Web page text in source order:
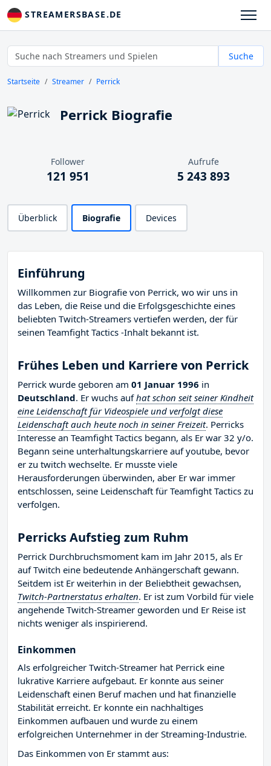
STREAMERSBASE.DE
Suche
Startseite Streamer Perrick
Perrick Biografie
Follower
121 951
Aufrufe
5 243 893
Überblick Biografie Devices
Einführung
Willkommen zur Biografie von Perrick, wo wir uns in
das Leben, die Reise und die Erfolgsgeschichte eines
beliebten Twitch-Streamers vertiefen werden, der für
seinen Teamfight Tactics -Inhalt bekannt ist.
Frühes Leben und Karriere von Perrick
Perrick wurde geboren am 01 Januar 1996 in
Deutschland. Er wuchs aufhat schon seit seiner Kindheit
eine Leidenschaft für Videospiele und verfolgt diese
Leidenschaft auch heute noch in seiner Freizeit. Perricks
Interesse an Teamfight Tactics begann, als Er war 32 y/o.
Begann seine unterhaltungskarriere auf youtube, bevor
er zu twitch wechselte. Er musste viele
Herausforderungen überwinden, aber Er war immer
entschlossen, seine Leidenschaft für Teamfight Tactics zu
verfolgen.
Perricks Aufstieg zum Ruhm
Perrick Durchbruchsmoment kam im Jahr 2015, als Er
auf Twitch eine bedeutende Anhängerschaft gewann.
Seitdem ist Er weiterhin in der Beliebtheit gewachsen,
Twitch-Partnerstatus erhalten. Er ist zum Vorbild für viele
angehende Twitch-Streamer geworden und Er Reise ist
nichts weniger als inspirierend.
Einkommen
Als erfolgreicher Twitch-Streamer hat Perrick eine
lukrative Karriere aufgebaut. Er konnte aus seiner
Leidenschaft einen Beruf machen und hat finanzielle
Stabilität erreicht. Er konnte ein nachhaltiges
Einkommen aufbauen und wurde zu einem
erfolgreichen Unternehmer in der Streaming-Industrie.
Das Einkommen von Er stammt aus: